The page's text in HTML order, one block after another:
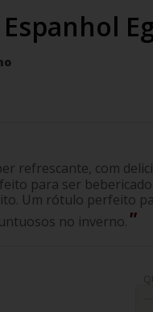
refrescante, com
para ser
Um rótulo perfeito
no inverno.